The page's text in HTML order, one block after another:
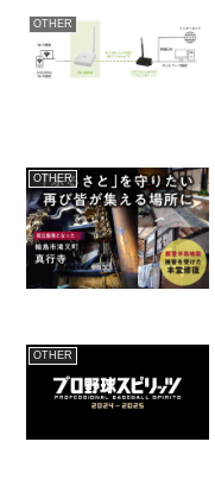
OTHER
OTHER
OTHER